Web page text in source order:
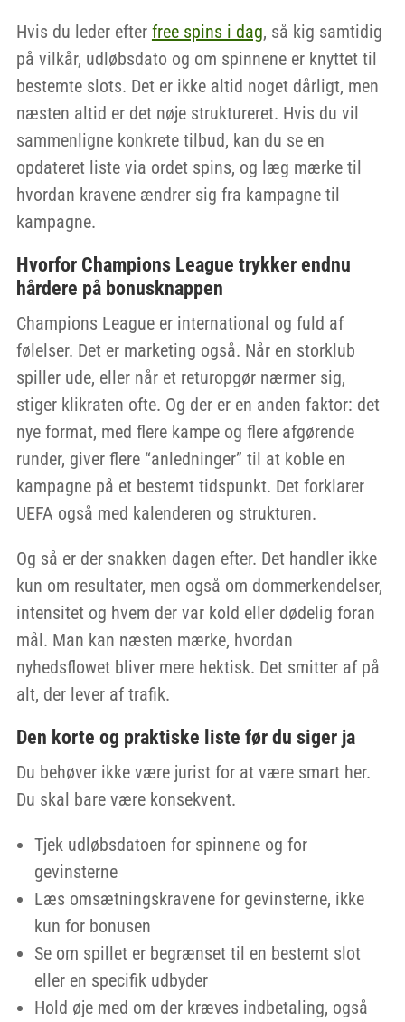
Hvis du leder efter free spins i dag, så kig samtidig
på vilkår, udløbsdato og om spinnene er knyttet til
bestemte slots. Det er ikke altid noget dårligt, men
næsten altid er det nøje struktureret. Hvis du vil
sammenligne konkrete tilbud, kan du se en
opdateret liste via ordet spins, og læg mærke til
hvordan kravene ændrer sig fra kampagne til
kampagne.
Hvorfor Champions League trykker endnu
hårdere på bonusknappen
Champions League er international og fuld af
følelser. Det er marketing også. Når en storklub
spiller ude, eller når et returopgør nærmer sig,
stiger klikraten ofte. Og der er en anden faktor: det
nye format, med flere kampe og flere afgørende
runder, giver flere “anledninger” til at koble en
kampagne på et bestemt tidspunkt. Det forklarer
UEFA også med kalenderen og strukturen.
Og så er der snakken dagen efter. Det handler ikke
kun om resultater, men også om dommerkendelser,
intensitet og hvem der var kold eller dødelig foran
mål. Man kan næsten mærke, hvordan
nyhedsflowet bliver mere hektisk. Det smitter af på
alt, der lever af trafik.
Den korte og praktiske liste før du siger ja
Du behøver ikke være jurist for at være smart her.
Du skal bare være konsekvent.
Tjek udløbsdatoen for spinnene og for
gevinsterne
Læs omsætningskravene for gevinsterne, ikke
kun for bonusen
Se om spillet er begrænset til en bestemt slot
eller en specifik udbyder
Hold øje med om der kræves indbetaling, også